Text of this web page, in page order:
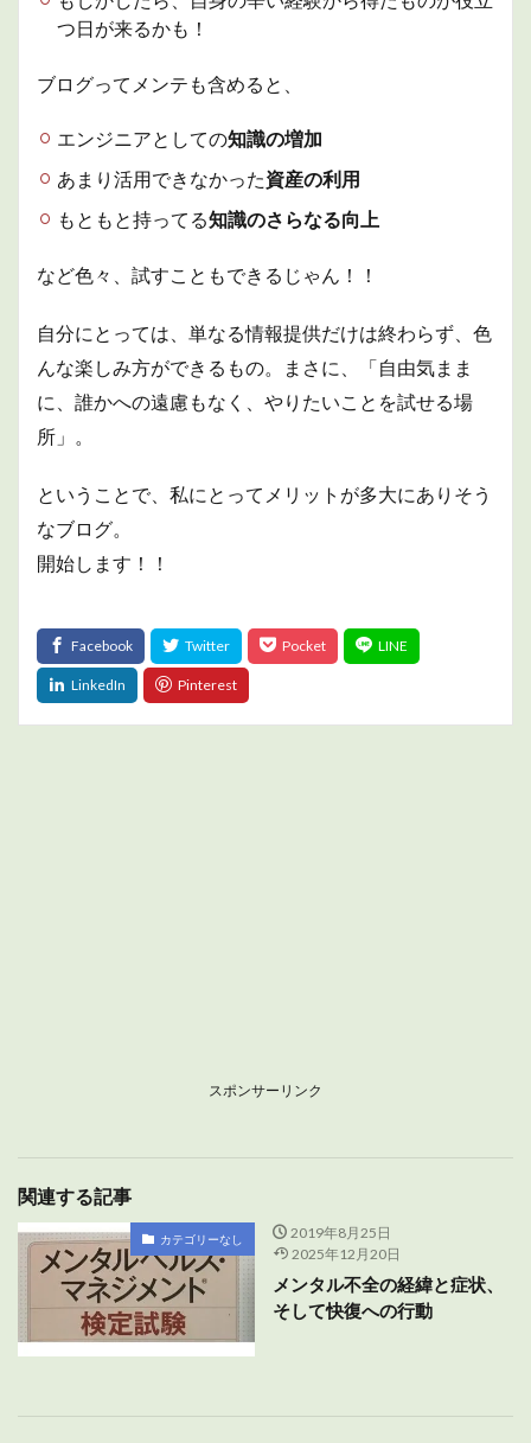
つ日が来るかも！
ブログってメンテも含めると、
エンジニアとしての知識の増加
あまり活用できなかった資産の利用
もともと持ってる知識のさらなる向上
など色々、試すこともできるじゃん！！
自分にとっては、単なる情報提供だけは終わらず、色
んな楽しみ方ができるもの。まさに、「自由気まま
に、誰かへの遠慮もなく、やりたいことを試せる場
所」。
ということで、私にとってメリットが多大にありそう
なブログ。
開始します！！
スポンサーリンク
関連する記事
カテゴリーなし
2019年8月25日
2025年12月20日
メンタル不全の経緯と症状、
そして快復への行動